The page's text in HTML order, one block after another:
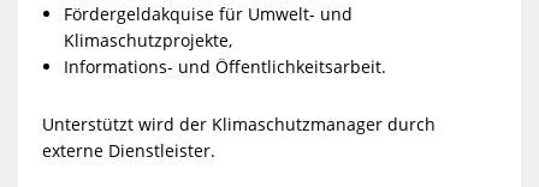
Fördergeldakquise für Umwelt- und
Klimaschutzprojekte,
Informations- und Öffentlichkeitsarbeit.
Unterstützt wird der Klimaschutzmanager durch
externe Dienstleister.